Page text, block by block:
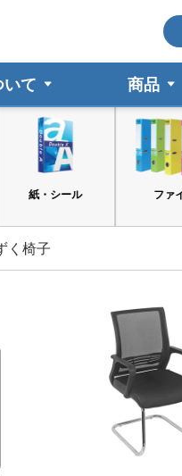
て 商品
紙・シール ファ
く椅子